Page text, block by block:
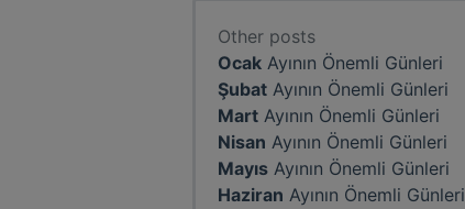
Other posts
Ocak Ayının Önemli Günleri
Şubat Ayının Önemli Günleri
Mart Ayının Önemli Günleri
Nisan Ayının Önemli Günleri
Mayıs Ayının Önemli Günleri
Haziran Ayının Önemli Günleri